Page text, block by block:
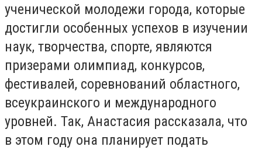
ученической молодежи города, которые
достигли особенных успехов в изучении
наук, творчества, спорте, являются
призерами олимпиад, конкурсов,
фестивалей, соревнований областного,
всеукраинского и международного
уровней. Так, Анастасия рассказала, что
в этом году она планирует подать